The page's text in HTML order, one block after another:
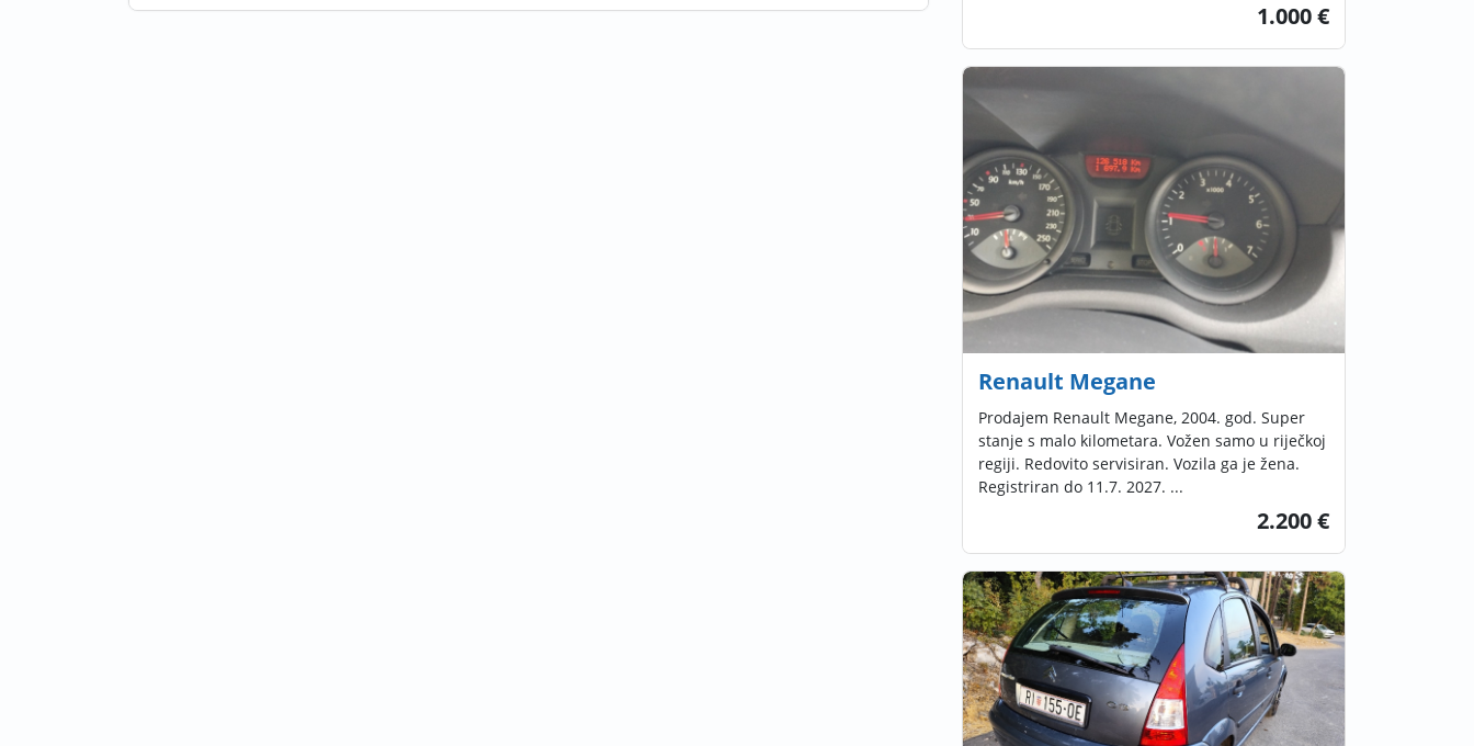
1.000 €
Renault Megane
Prodajem Renault Megane, 2004. god. Super
stanje s malo kilometara. Vožen samo u riječkoj
regiji. Redovito servisiran. Vozila ga je žena.
Registriran do 11.7. 2027. ...
2.200 €